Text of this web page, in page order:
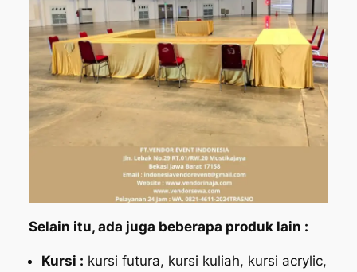
Selain itu, ada juga beberapa produk lain :
Kursi : kursi futura, kursi kuliah, kursi acrylic,